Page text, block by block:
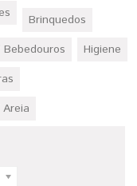
Brinquedos
Higiene